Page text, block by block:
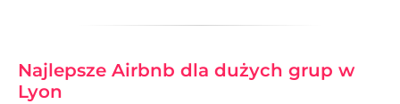
Najlepsze Airbnb dla dużych grup w
Lyon